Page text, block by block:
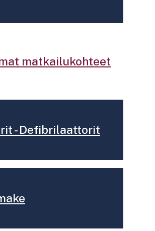
matkailukohteet
- Defibrilaattorit